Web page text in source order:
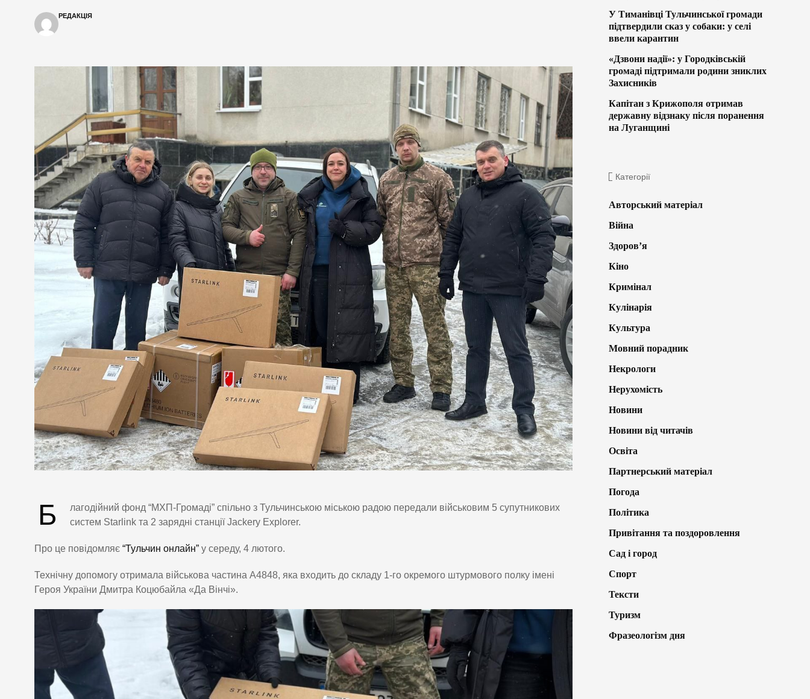
РЕДАКЦІЯ
Б
лагодійний фонд “МХП-Громаді” спільно з Тульчинською міською радою передали військовим 5 супутникових
систем Starlink та 2 зарядні станції Jackery Explorer.
Про це повідомляє “Тульчин онлайн” у середу, 4 лютого.
Технічну допомогу отримала військова частина А4848, яка входить до складу 1-го окремого штурмового полку імені
Героя України Дмитра Коцюбайла «Да Вінчі».
У Тиманівці Тульчинської громади
підтвердили сказ у собаки: у селі
ввели карантин
«Дзвони надії»: у Городківській
громаді підтримали родини зниклих
Захисників
Капітан з Крижополя отримав
державну відзнаку після поранення
на Луганщині
Категорії
Авторський матеріал
Війна
Здоров’я
Кіно
Кримінал
Кулінарія
Культура
Мовний порадник
Некрологи
Нерухомість
Новини
Новини від читачів
Освіта
Партнерський матеріал
Погода
Політика
Привітання та поздоровлення
Сад і город
Спорт
Тексти
Туризм
Фразеологізм дня